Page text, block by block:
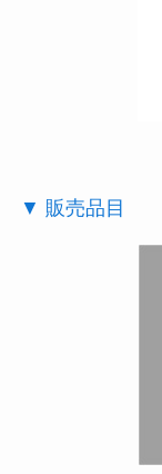
▼ 販売品目